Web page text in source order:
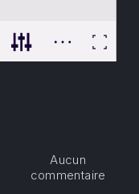
Aucun
commentaire